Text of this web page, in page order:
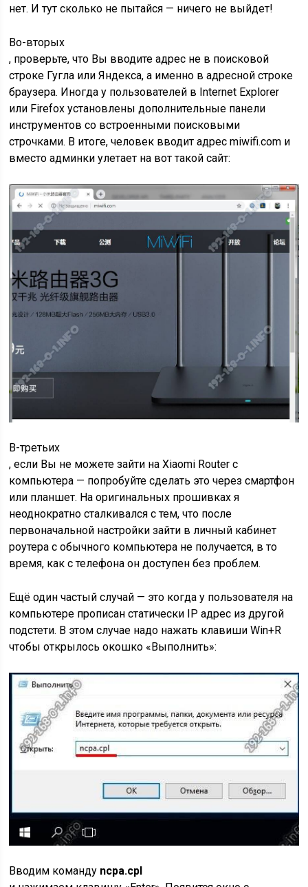
нет. И тут сколько не пытайся — ничего не выйдет!
Во-вторых
, проверьте, что Вы вводите адрес не в поисковой
строке Гугла или Яндекса, а именно в адресной строке
браузера. Иногда у пользователей в Internet Explorer
или Firefox установлены дополнительные панели
инструментов со встроенными поисковыми
строчками. В итоге, человек вводит адрес miwifi.com и
вместо админки улетает на вот такой сайт:
В-третьих
, если Вы не можете зайти на Xiaomi Router с
компьютера — попробуйте сделать это через смартфон
или планшет. На оригинальных прошивках я
неоднократно сталкивался с тем, что после
первоначальной настройки зайти в личный кабинет
роутера с обычного компьютера не получается, в то
время, как с телефона он доступен без проблем.
Ещё один частый случай — это когда у пользователя на
компьютере прописан статически IP адрес из другой
подстети. В этом случае надо нажать клавиши Win+R
чтобы открылось окошко «Выполнить»:
Вводим команду ncpa.cpl